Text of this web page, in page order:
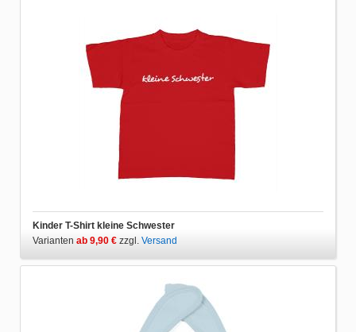
Kinder T-Shirt kleine Schwester
Varianten ab 9,90 € zzgl. Versand